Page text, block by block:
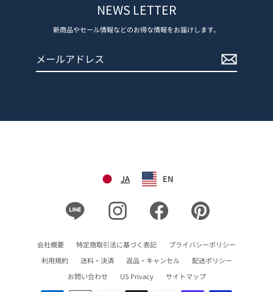
NEWS LETTER
新商品やセール情報などのお得な情報をお届けします。
JA EN
Instagram Facebook
会社概要 特定商取引法に基づく表記
プライバシーポリシー
利用規約
送料・決済 返品・キャンセル
配送ポリシー
お問い合わせ
US Privacy サイトマップ